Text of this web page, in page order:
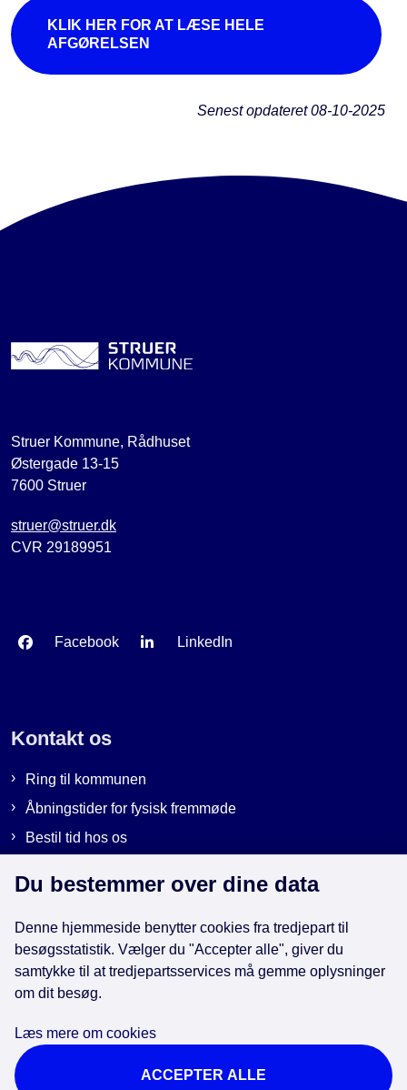
KLIK HER FOR AT LÆSE HELE
AFGØRELSEN
Senest opdateret08-10-2025
Struer Kommune, Rådhuset
Østergade 13-15
7600 Struer
struer@struer.dk
CVR 29189951
Facebook LinkedIn
Kontakt os
Ring til kommunen
Åbningstider for fysisk fremmøde
Bestil tid hos os
Genveje
EAN-numre i kommunen
Cookies
Tilgængelighedserklæring
Du bestemmer over dine data
Denne hjemmeside benytter cookies fra tredjepart til
besøgsstatistik. Vælger du "Accepter alle", giver du
samtykke til at tredjepartsservices må gemme oplysninger
om dit besøg.
Læs mere om cookies
ACCEPTER ALLE